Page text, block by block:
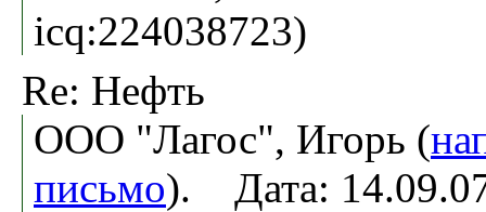
icq:224038723)
Re: Нефть
ООО "Лагос", Игорь (
письмо). Дата: